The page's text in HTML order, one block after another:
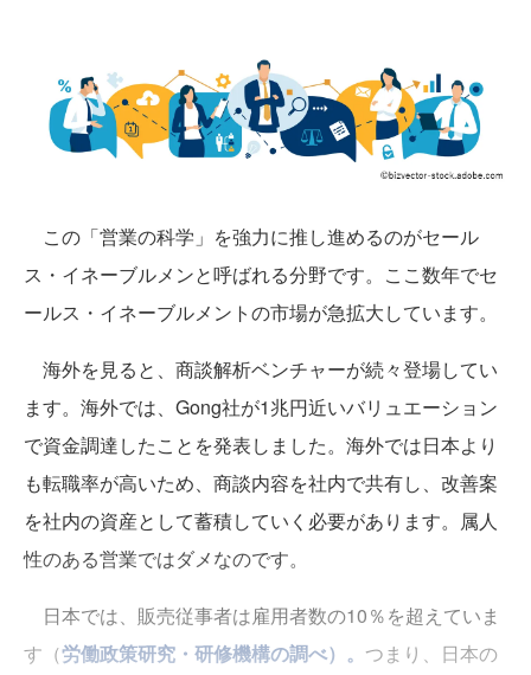
この「営業の科学」を強力に推し進めるのがセール
ス・イネーブルメンと呼ばれる分野です。ここ数年でセ
ールス・イネーブルメントの市場が急拡大しています。
海外を見ると、商談解析ベンチャーが続々登場してい
ます。海外では、Gong社が1兆円近いバリュエーション
で資金調達したことを発表しました。海外では日本より
も転職率が高いため、商談内容を社内で共有し、改善案
を社内の資産として蓄積していく必要があります。属人
性のある営業ではダメなのです。
日本では、販売従事者は雇用者数の10％を超えていま
す（労働政策研究・研修機構の調べ）。 つまり、日本の